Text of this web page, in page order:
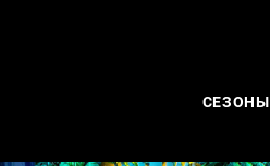
СЕЗОНЫ